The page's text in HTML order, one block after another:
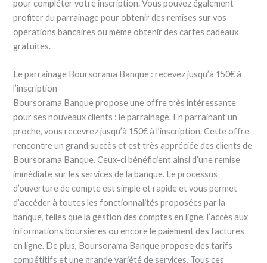
pour compléter votre inscription. Vous pouvez également
profiter du parrainage pour obtenir des remises sur vos
opérations bancaires ou même obtenir des cartes cadeaux
gratuites.
Le parrainage Boursorama Banque : recevez jusqu’à 150€ à
l’inscription
Boursorama Banque propose une offre très intéressante
pour ses nouveaux clients : le parrainage. En parrainant un
proche, vous recevrez jusqu’à 150€ à l’inscription. Cette offre
rencontre un grand succès et est très appréciée des clients de
Boursorama Banque. Ceux-ci bénéficient ainsi d’une remise
immédiate sur les services de la banque. Le processus
d’ouverture de compte est simple et rapide et vous permet
d’accéder à toutes les fonctionnalités proposées par la
banque, telles que la gestion des comptes en ligne, l’accès aux
informations boursières ou encore le paiement des factures
en ligne. De plus, Boursorama Banque propose des tarifs
compétitifs et une grande variété de services. Tous ces